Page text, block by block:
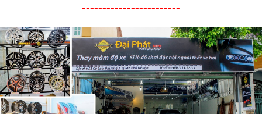
------------------------